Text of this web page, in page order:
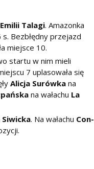
Emilii Talagi. Amazonka
Bezbłędny przejazd
miejsce 10.
startu w nim mieli
7 uplasowała się
Alicja Surówka na
na wałachu La
Siwicka. Na wałachu Con-